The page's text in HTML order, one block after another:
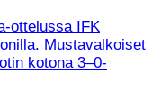
ottelussa IFK
Mustavalkoiset
kotona 3–0-